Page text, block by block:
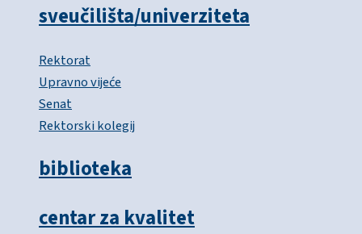
sveučilišta/univerziteta
Rektorat
Upravno vijeće
Senat
Rektorski kolegij
biblioteka
centar za kvalitet